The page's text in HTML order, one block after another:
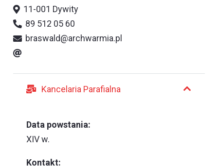
11-001 Dywity
89 512 05 60
braswald@archwarmia.pl
Kancelaria Parafialna
Data powstania:
XIV w.
Kontakt: